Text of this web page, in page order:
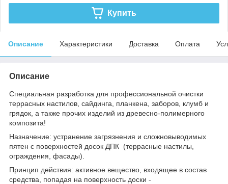
Купить
Описание Характеристики Доставка Оплата
Описание
Специальная разработка для профессиональной очистки
террасных настилов, сайдинга, планкена, заборов, клумб и
грядок, а также прочих изделий из древесно-полимерного
композита!
Назначение: устранение загрязнения и сложновыводимых
пятен с поверхностей досок ДПК (террасные настилы,
ограждения, фасады).
Принцип действия: активное вещество, входящее в состав
средства, попадая на поверхность доски -